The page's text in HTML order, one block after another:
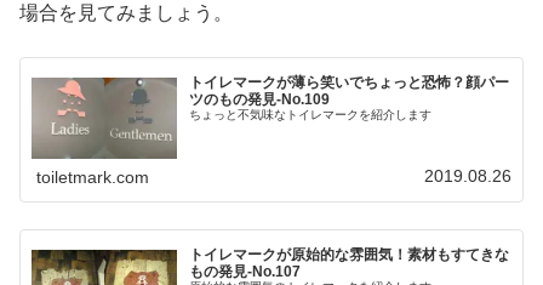
場合を見てみましょう。
トイレマークが薄ら笑いでちょっと恐怖？顔パー
ツのもの発見-No.109
ちょっと不気味なトイレマークを紹介します
toiletmark.com 2019.08.26
トイレマークが原始的な雰囲気！素材もすてきな
もの発見‐No.107